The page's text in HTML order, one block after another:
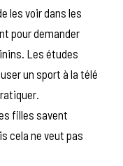
les voir dans les
pour demander
Les études
un sport à la télé
filles savent
cela ne veut pas